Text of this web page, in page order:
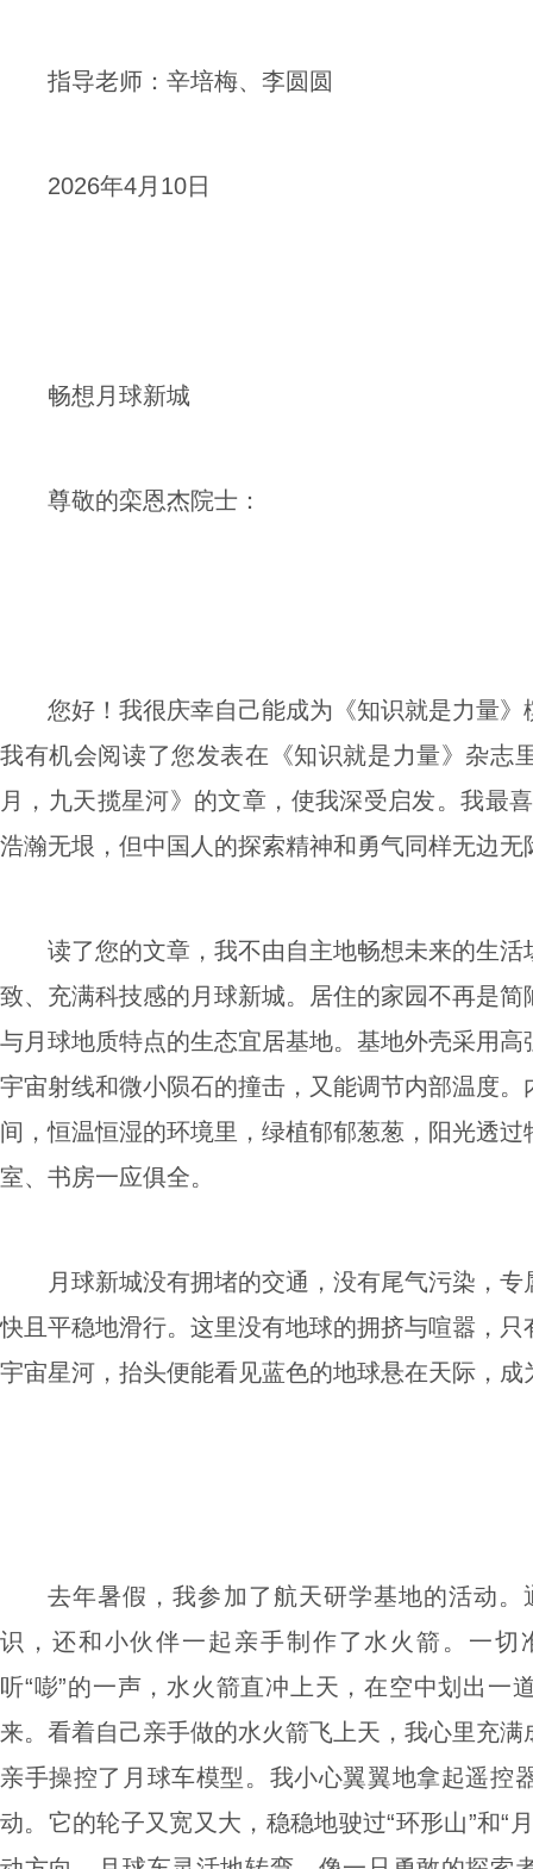
指导老师：辛培梅、李圆圆
2026年4月10日
畅想月球新城
尊敬的栾恩杰院士：
您好！我很庆幸自己能成为《知识就是力量
我有机会阅读了您发表在《知识就是力量》杂志
月，九天揽星河》的文章，使我深受启发。我最
浩瀚无垠，但中国人的探索精神和勇气同样无边无
读了您的文章，我不由自主地畅想未来的生
致、充满科技感的月球新城。居住的家园不再是
与月球地质特点的生态宜居基地。基地外壳采用
宇宙射线和微小陨石的撞击，又能调节内部温度
间，恒温恒湿的环境里，绿植郁郁葱葱，阳光透
室、书房一应俱全。
月球新城没有拥堵的交通，没有尾气污染，
快且平稳地滑行。这里没有地球的拥挤与喧嚣，
宇宙星河，抬头便能看见蓝色的地球悬在天际，
去年暑假，我参加了航天研学基地的活动
识，还和小伙伴一起亲手制作了水火箭。一切
听“嘭”的一声，水火箭直冲上天，在空中划出一
来。看着自己亲手做的水火箭飞上天，我心里充
亲手操控了月球车模型。我小心翼翼地拿起遥控
动。它的轮子又宽又大，稳稳地驶过“环形山”和“